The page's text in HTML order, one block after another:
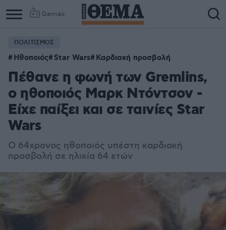
Games
ΠΟΛΙΤΙΣΜΟΣ
Ηθοποιός Star Wars Καρδιακή προσβολή
Πέθανε η φωνή των Gremlins,
ο ηθοποιός Μαρκ Ντόντσον -
Είχε παίξει και σε ταινίες Star
Wars
Ο 64χρονος ηθοποιός υπέστη καρδιακή
προσβολή σε ηλικία 64 ετών